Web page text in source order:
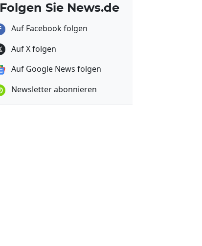
Folgen Sie News.de
Auf Facebook folgen
Auf X folgen
Auf Google News folgen
Newsletter abonnieren